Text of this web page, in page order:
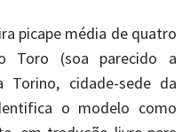
picape média de quatro
Toro (soa parecido a
cidade-sede da
o modelo como